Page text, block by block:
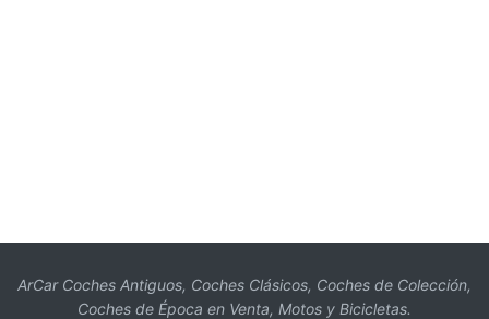
ArCar Coches Antiguos, Coches Clásicos, Coches de Colección,
Coches de Época en Venta, Motos y Bicicletas.